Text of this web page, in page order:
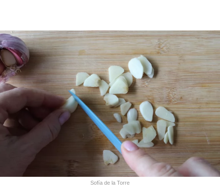
Sofía de la Torre